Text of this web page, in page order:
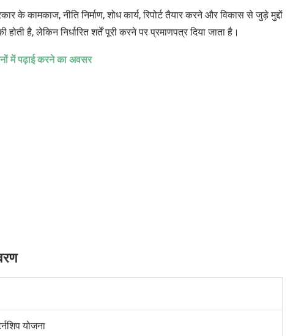
के कामकाज, नीति निर्माण, शोध कार्य, रिपोर्ट तैयार करने और विकास से जुड़े मुद्दों
है, लेकिन निर्धारित शर्तें पूरी करने पर प्रमाणपत्र दिया जाता है।
में पढ़ाई करने का अवसर
योजना